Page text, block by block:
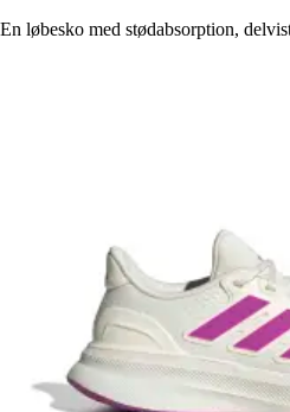
En løbesko med stødabsorption,